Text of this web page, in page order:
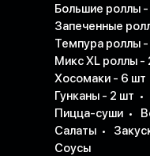
Большие роллы
Запеченные
Темпура роллы
Микс XL роллы -
Хосомаки - 6 шт
Гунканы - 2 шт
Пицца-суши
Салаты
Соусы